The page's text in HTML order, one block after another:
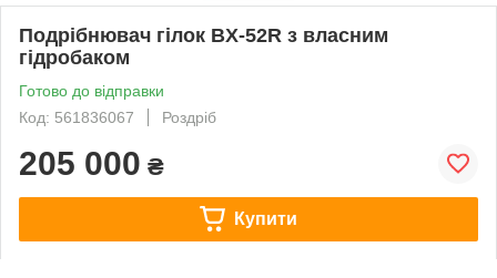
Подрібнювач гілок BX-52R з власним
гідробаком
Готово до відправки
Код: 561836067
Роздріб
205 000 ₴
Купити